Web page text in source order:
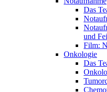
Das
und
Film:
Onkologie
Das